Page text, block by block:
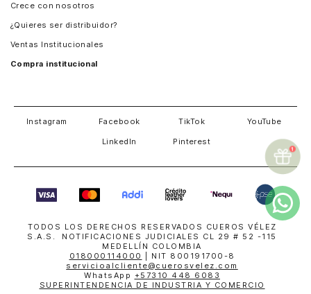
Crece con nosotros
¿Quieres ser distribuidor?
Ventas Institucionales
Compra institucional
Instagram Facebook TikTok YouTube
LinkedIn Pinterest
TODOS LOS DERECHOS RESERVADOS CUEROS VÉLEZ
S.A.S. NOTIFICACIONES JUDICIALES CL 29 # 52 -115
MEDELLÍN COLOMBIA
018000114000
| NIT 800191700-8
servicioalcliente@cuerosvelez.com
WhatsApp +57310 448 6083
SUPERINTENDENCIA DE INDUSTRIA Y COMERCIO